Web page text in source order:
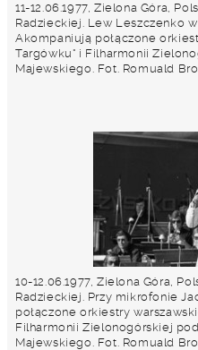
11-12.06.1977, Zielona Góra,
Radzieckiej. Lew Leszczenko
Akompaniują połączone
Targówku" i Filharmonii
Majewskiego. Fot. Romuald
10-12.06.1977, Zielona Góra,
Radzieckiej. Przy mikrofonie
połączone orkiestry
Filharmonii Zielonogórskiej
Majewskiego. Fot. Romuald